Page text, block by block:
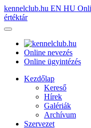
kennelclub.hu EN HU
értéktár
Online nevezés
Online ügyintézés
Kezdőlap
Kereső
Hírek
Galériák
Archívum
Szervezet